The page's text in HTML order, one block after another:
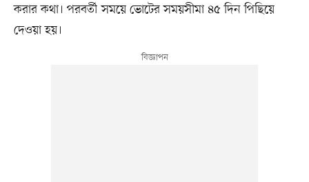
করার কথা। পরবর্তী সময়ে ভোটের সময়সীমা ৪৫ দিন পিছিয়ে
দেওয়া হয়।